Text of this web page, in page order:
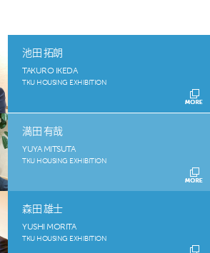
池田 拓朗
TAKURO IKEDA
TKU HOUSING EXHIBITION
満田 有哉
YUYA MITSUTA
TKU HOUSING EXHIBITION
森田 雄士
YUSHI MORITA
TKU HOUSING EXHIBITION